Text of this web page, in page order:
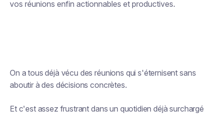
vos réunions enfin actionnables et productives.
On a tous déjà vécu des réunions qui s'éternisent sans
aboutir à des décisions concrètes.
Et c'est assez frustrant dans un quotidien déjà surchargé